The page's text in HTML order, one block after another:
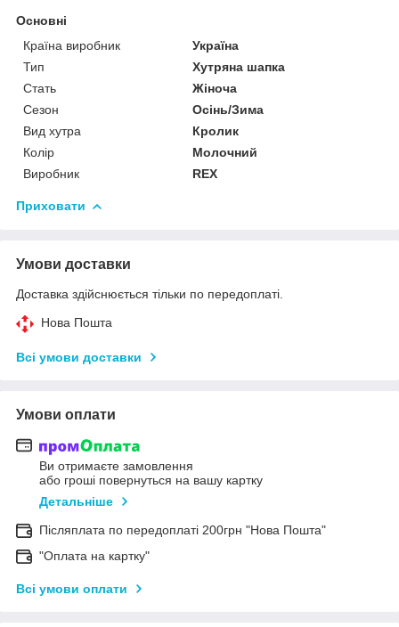
Основні
Країна виробник
Україна
Тип
Хутряна шапка
Стать
Жіноча
Сезон
Осінь/Зима
Вид хутра
Кролик
Колір
Молочний
Виробник
REX
Приховати
Умови доставки
Доставка здійснюється тільки по передоплаті.
Нова Пошта
Всі умови доставки
Умови оплати
Ви отримаєте замовлення
або гроші повернуться на вашу картку
Детальніше
Післяплата по передоплаті 200грн "Нова Пошта"
"Оплата на картку"
Всі умови оплати